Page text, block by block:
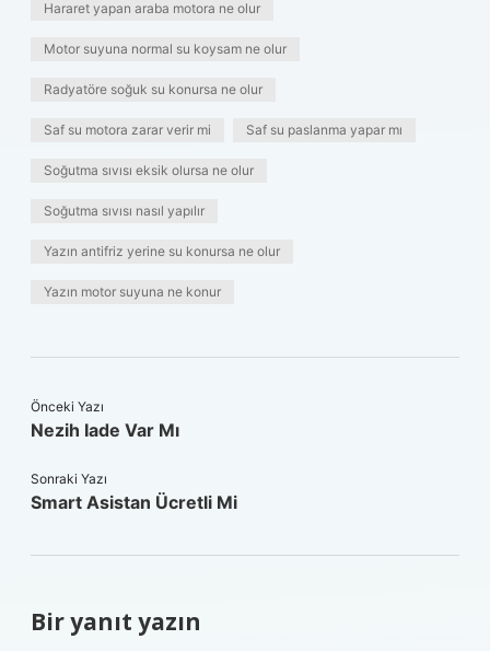
Hararet yapan araba motora ne olur
Motor suyuna normal su koysam ne olur
Radyatöre soğuk su konursa ne olur
Saf su motora zarar verir mi Saf su paslanma yapar mı
Soğutma sıvısı eksik olursa ne olur
Soğutma sıvısı nasıl yapılır
Yazın antifriz yerine su konursa ne olur
Yazın motor suyuna ne konur
Önceki Yazı
Nezih Iade Var Mı
Sonraki Yazı
Smart Asistan Ücretli Mi
Bir yanıt yazın